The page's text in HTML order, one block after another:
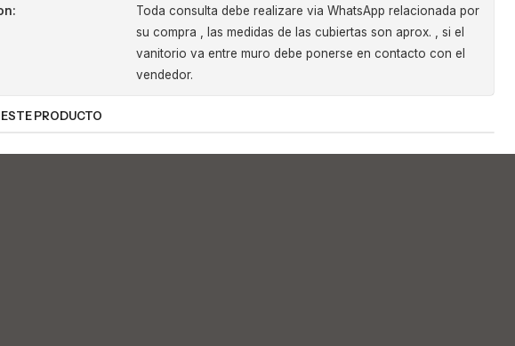
Toda consulta debe realizare via WhatsApp relacionada por
su compra , las medidas de las cubiertas son aprox. , si el
vanitorio va entre muro debe ponerse en contacto con el
vendedor.
PRODUCTO